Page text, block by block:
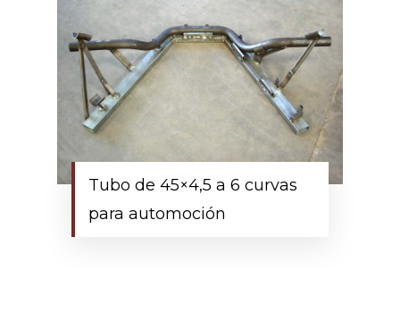
Tubo de 45×4,5 a 6 curvas
para automoción